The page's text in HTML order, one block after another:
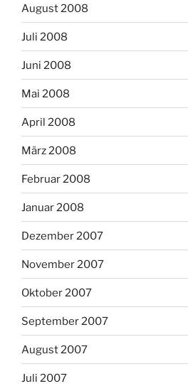
August 2008
Juli 2008
Juni 2008
Mai 2008
April 2008
März 2008
Februar 2008
Januar 2008
Dezember 2007
November 2007
Oktober 2007
September 2007
August 2007
Juli 2007